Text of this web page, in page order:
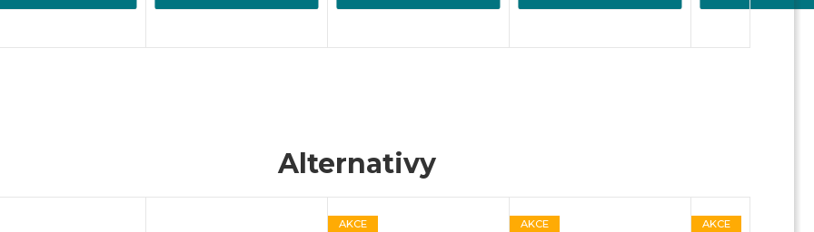
Alternativy
AKCE
AKCE AKCE